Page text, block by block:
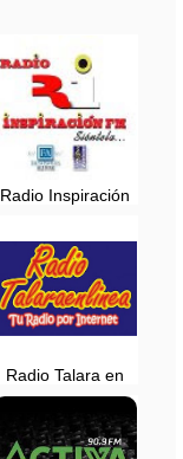
Radio Inspiración
Radio Talara en
linea - Noticias -